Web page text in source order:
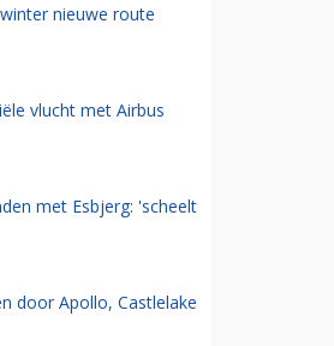
nieuwe route
vlucht met Airbus
met Esbjerg: 'scheelt
door Apollo, Castlelake